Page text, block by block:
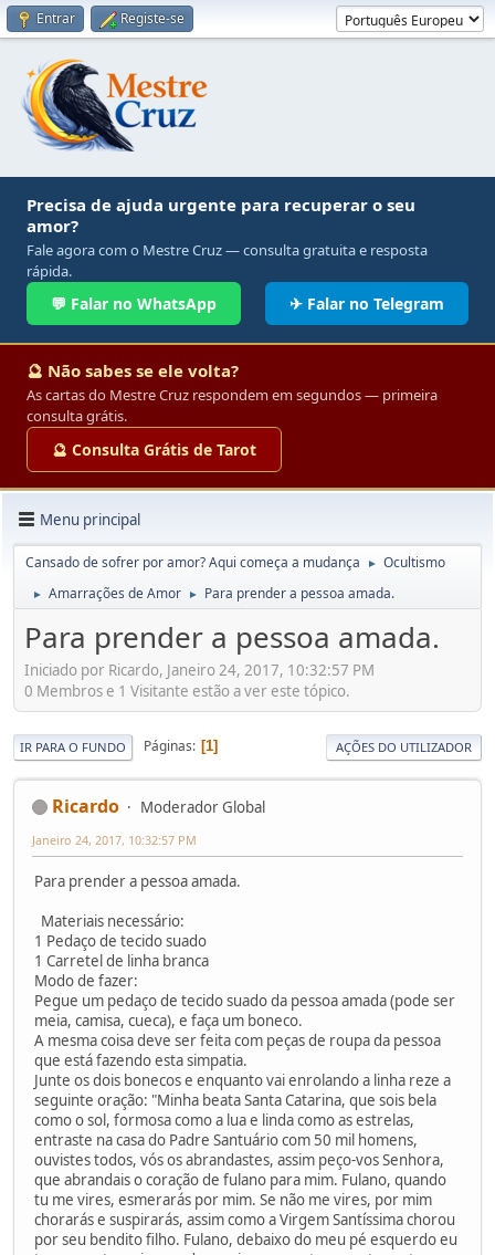
Entrar Registe-se
Precisa de ajuda urgente para recuperar o seu
amor?
Fale agora com o Mestre Cruz — consulta gratuita e resposta
rápida.
💬 Falar no WhatsApp ✈ Falar no Telegram
🔮 Não sabes se ele volta?
As cartas do Mestre Cruz respondem em segundos — primeira
consulta grátis.
🔮 Consulta Grátis de Tarot
Menu principal
Cansado de sofrer por amor? Aqui começa a mudança ► Ocultismo
► Amarrações de Amor ► Para prender a pessoa amada.
Para prender a pessoa amada.
Iniciado por Ricardo, Janeiro 24, 2017, 10:32:57 PM
0 Membros e 1 Visitante estão a ver este tópico.
IR PARA O FUNDO Páginas 1 AÇÕES DO UTILIZADOR
Ricardo Moderador Global
Janeiro 24, 2017, 10:32:57 PM
Para prender a pessoa amada.
Materiais necessário:
1 Pedaço de tecido suado
1 Carretel de linha branca
Modo de fazer:
Pegue um pedaço de tecido suado da pessoa amada (pode ser
meia, camisa, cueca), e faça um boneco.
A mesma coisa deve ser feita com peças de roupa da pessoa
que está fazendo esta simpatia.
Junte os dois bonecos e enquanto vai enrolando a linha reze a
seguinte oração: "Minha beata Santa Catarina, que sois bela
como o sol, formosa como a lua e linda como as estrelas,
entraste na casa do Padre Santuário com 50 mil homens,
ouvistes todos, vós os abrandastes, assim peço-vos Senhora,
que abrandais o coração de fulano para mim. Fulano, quando
tu me vires, esmerarás por mim. Se não me vires, por mim
chorarás e suspirarás, assim como a Virgem Santíssima chorou
por seu bendito filho. Fulano, debaixo do meu pé esquerdo eu